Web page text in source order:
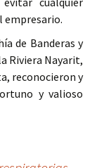
empresario.
de Banderas y
Riviera Nayarit,
reconocieron y
y valioso